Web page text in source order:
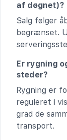
af døgnet)?
Salg følger
begrænset.
Er rygning
steder?
Rygning er
reguleret i
grad de
transport.